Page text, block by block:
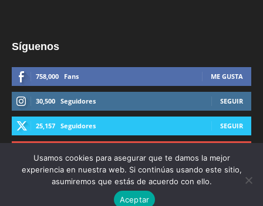
Síguenos
758,000 Fans ME GUSTA
30,500 Seguidores SEGUIR
25,157 Seguidores SEGUIR
© Derechos Reservados AFmedios 2021
Usamos cookies para asegurar que te damos la mejor
experiencia en nuestra web. Si continúas usando este sitio,
asumiremos que estás de acuerdo con ello.
Aceptar